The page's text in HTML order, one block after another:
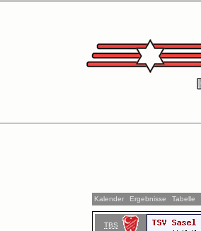
Kalender Ergebnisse Tabelle
TBS